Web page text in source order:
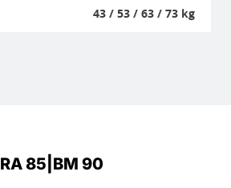
43 / 53 / 63 / 73 kg
RA 85|BM 90